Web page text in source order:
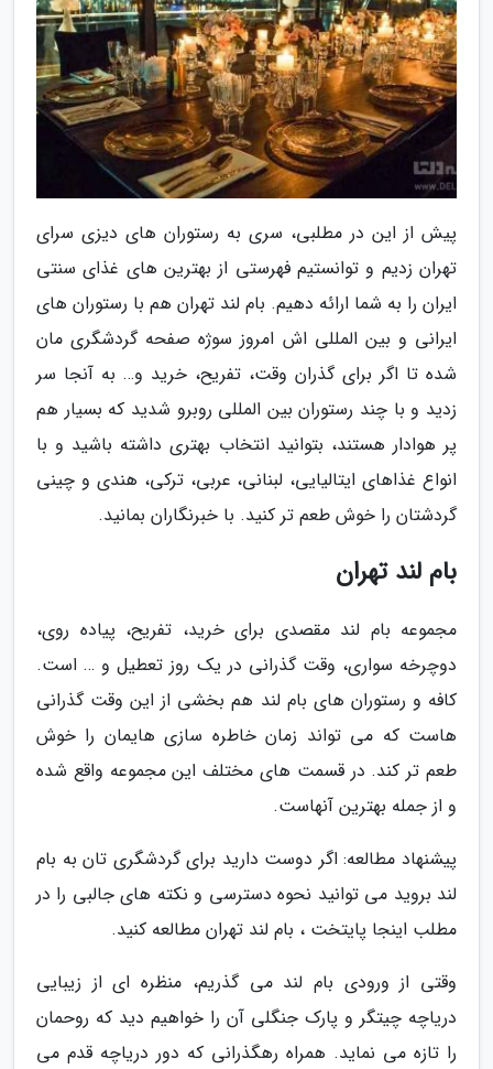
پیش از این در مطلبی، سری به رستوران های دیزی سرای
تهران زدیم و توانستیم فهرستی از بهترین های غذای سنتی
ایران را به شما ارائه دهیم. بام لند تهران هم با رستوران های
ایرانی و بین المللی اش امروز سوژه صفحه گردشگری مان
شده تا اگر برای گذران وقت، تفریح، خرید و… به آنجا سر
زدید و با چند رستوران بین المللی روبرو شدید که بسیار هم
پر هوادار هستند، بتوانید انتخاب بهتری داشته باشید و با
انواع غذاهای ایتالیایی، لبنانی، عربی، ترکی، هندی و چینی
گردشتان را خوش طعم تر کنید. با خبرنگاران بمانید.
بام لند تهران
مجموعه بام لند مقصدی برای خرید، تفریح، پیاده روی،
دوچرخه سواری، وقت گذرانی در یک روز تعطیل و … است.
کافه و رستوران های بام لند هم بخشی از این وقت گذرانی
هاست که می تواند زمان خاطره سازی هایمان را خوش
طعم تر کند. در قسمت های مختلف این مجموعه واقع شده
و از جمله بهترین آنهاست.
پیشنهاد مطالعه: اگر دوست دارید برای گردشگری تان به بام
لند بروید می توانید نحوه دسترسی و نکته های جالبی را در
مطلب اینجا پایتخت ، بام لند تهران مطالعه کنید.
وقتی از ورودی بام لند می گذریم، منظره ای از زیبایی
دریاچه چیتگر و پارک جنگلی آن را خواهیم دید که روحمان
را تازه می نماید. همراه رهگذرانی که دور دریاچه قدم می